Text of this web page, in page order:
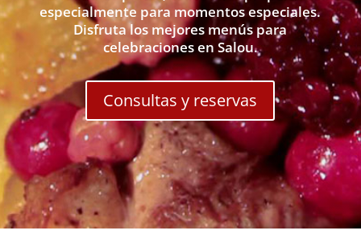
especialmente para momentos especiales.
Disfruta los mejores menús para
celebraciones en Salou.
Consultas y reservas